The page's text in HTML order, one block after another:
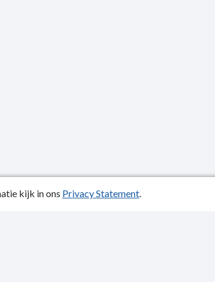
06-11-2024
kijk in ons Privacy Statement.